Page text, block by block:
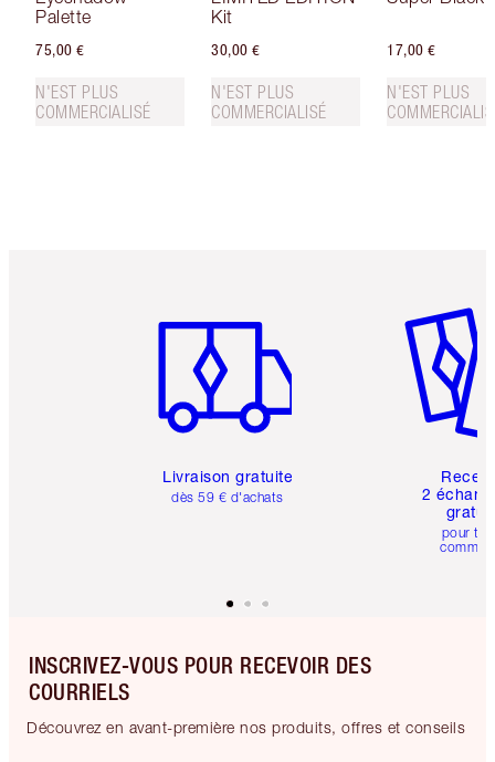
Palette
75,00 €
N'EST PLUS
COMMERCIALISÉ
Kit
30,00 €
N'EST PLUS
COMMERCIALISÉ
17,00 €
N'EST PLUS
Livraison gratuite
dès 59 € d'achats
2
pour
INSCRIVEZ-VOUS POUR RECEVOIR DES
COURRIELS
Découvrez en avant-première nos produits, offres et conseils